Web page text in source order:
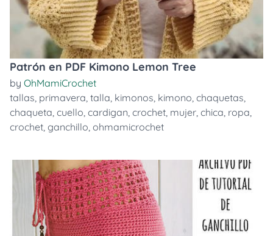
Patrón en PDF Kimono Lemon Tree
by OhMamiCrochet
tallas, primavera, talla, kimonos, kimono, chaquetas,
chaqueta, cuello, cardigan, crochet, mujer, chica, ropa,
crochet, ganchillo, ohmamicrochet